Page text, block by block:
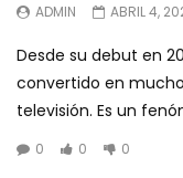
ADMIN ABRIL 4,
Desde su debut en
convertido en
televisión. Es un
0 0 0